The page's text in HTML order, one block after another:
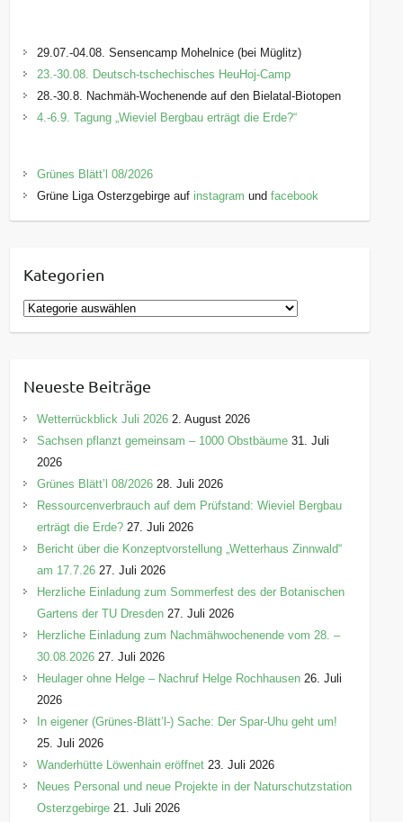
29.07.-04.08. Sensencamp Mohelnice (bei Müglitz)
23.-30.08. Deutsch-tschechisches HeuHoj-Camp
28.-30.8. Nachmäh-Wochenende auf den Bielatal-Biotopen
4.-6.9. Tagung „Wieviel Bergbau erträgt die Erde?“
Grünes Blätt’l 08/2026
Grüne Liga Osterzgebirge auf instagram undfacebook
Kategorien
K
a
g
o
r
e
n
Neueste Beiträge
Wetterrückblick Juli 2026 2. August 2026
Sachsen pflanzt gemeinsam – 1000 Obstbäume 31. Juli
2026
Grünes Blätt’l 08/2026 28. Juli 2026
Ressourcenverbrauch auf dem Prüfstand: Wieviel Bergbau
erträgt die Erde? 27. Juli 2026
Bericht über die Konzeptvorstellung „Wetterhaus Zinnwald“
am 17.7.26 27. Juli 2026
Herzliche Einladung zum Sommerfest des der Botanischen
Gartens der TU Dresden 27. Juli 2026
Herzliche Einladung zum Nachmähwochenende vom 28. –
30.08.2026 27. Juli 2026
Heulager ohne Helge – Nachruf Helge Rochhausen 26. Juli
2026
In eigener (Grünes-Blätt’l-) Sache: Der Spar-Uhu geht um!
25. Juli 2026
Wanderhütte Löwenhain eröffnet 23. Juli 2026
Neues Personal und neue Projekte in der Naturschutzstation
Osterzgebirge 21. Juli 2026